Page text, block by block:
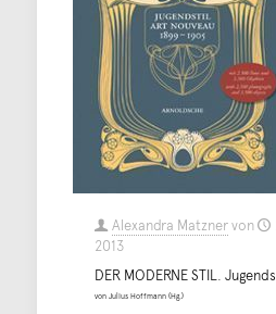
Alexandra Matznervon
2013
DER MODERNE STIL.
von Julius Hoffmann (Hg.)